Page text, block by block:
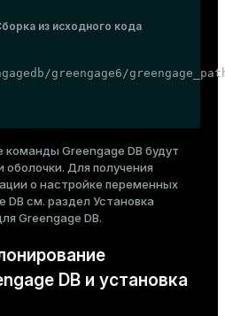
greengage6/
из исходного кода
команды Greengage DB будут
Для получения
о настройке переменных
DB см. раздел Установка
Greengage DB.
DB и установка